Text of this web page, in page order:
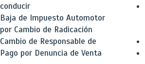
conducir
Baja de Impuesto Automotor
por Cambio de Radicación
Cambio de Responsable de
Pago por Denuncia de Venta